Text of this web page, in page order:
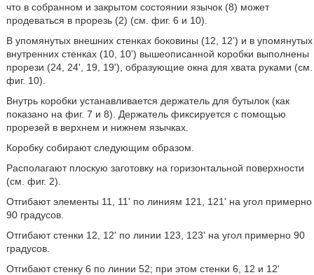
что в собранном и закрытом состоянии язычок (8) может
продеваться в прорезь (2) (см. фиг. 6 и 10).
В упомянутых внешних стенках боковины (12, 12') и в упомянутых
внутренних стенках (10, 10') вышеописанной коробки выполнены
прорези (24, 24', 19, 19'), образующие окна для хвата руками (см.
фиг. 10).
Внутрь коробки устанавливается держатель для бутылок (как
показано на фиг. 7 и 8). Держатель фиксируется с помощью
прорезей в верхнем и нижнем язычках.
Коробку собирают следующим образом.
Располагают плоскую заготовку на горизонтальной поверхности
(см. фиг. 2).
Отгибают элементы 11, 11' по линиям 121, 121' на угол примерно
90 градусов.
Отгибают стенки 12, 12' по линии 123, 123' на угол примерно 90
градусов.
Отгибают стенку 6 по линии 52; при этом стенки 6, 12 и 12'